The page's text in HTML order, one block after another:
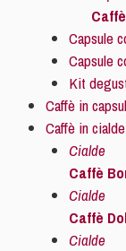
Capsule
Capsule
Kit
Caffè in
Caffè in cialde
Cialde
Caffè
Cialde
Caffè
Cialde